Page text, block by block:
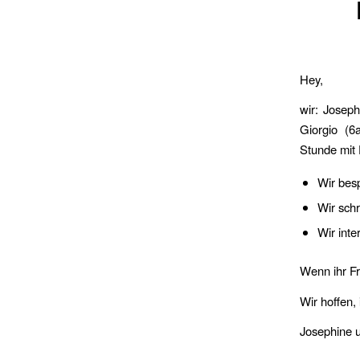
Hey,
wir:
Giorgio
Stunde mit
Wir
Wir
Wir
Wenn ihr
Wir hoffen,
Josephine